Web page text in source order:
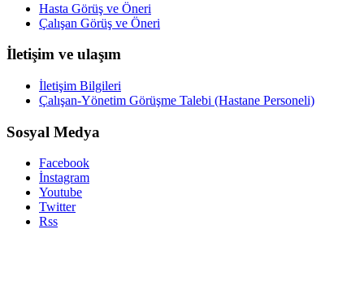
Hasta Görüş ve Öneri
Çalışan Görüş ve Öneri
İletişim ve ulaşım
İletişim Bilgileri
Çalışan-Yönetim Görüşme Talebi (Hastane Personeli)
Sosyal Medya
Facebook
İnstagram
Youtube
Twitter
Rss